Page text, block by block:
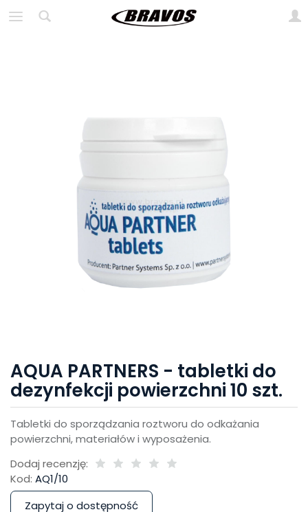
AQUA PARTNERS - tabletki do
dezynfekcji powierzchni 10 szt.
Tabletki do sporządzania roztworu do odkażania
powierzchni, materiałów i wyposażenia.
Dodaj recenzję:
Kod: AQ1/10
Zapytaj o dostępność